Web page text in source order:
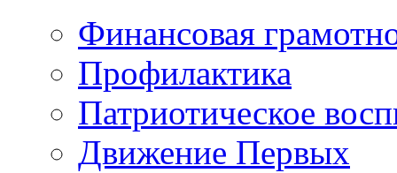
Финансовая
Профилактика
Патриотическое
Движение Первых